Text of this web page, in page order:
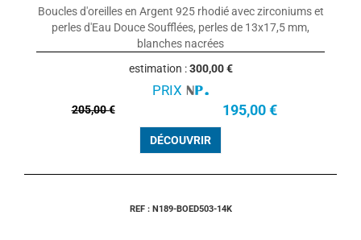
Boucles d'oreilles en Argent 925 rhodié avec zirconiums et
perles d'Eau Douce Soufflées, perles de 13x17,5 mm,
blanches nacrées
estimation :300,00 €
PRIX
205,00 € 195,00 €
DÉCOUVRIR
REF : N189-BOED503-14K